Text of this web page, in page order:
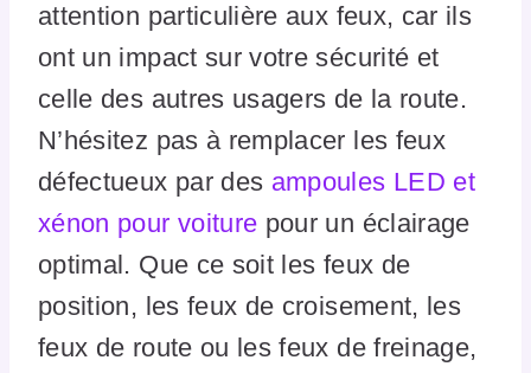
attention particulière aux feux, car ils
ont un impact sur votre sécurité et
celle des autres usagers de la route.
N’hésitez pas à remplacer les feux
défectueux par des ampoules LED et
xénon pour voiture pour un éclairage
optimal. Que ce soit les feux de
position, les feux de croisement, les
feux de route ou les feux de freinage,